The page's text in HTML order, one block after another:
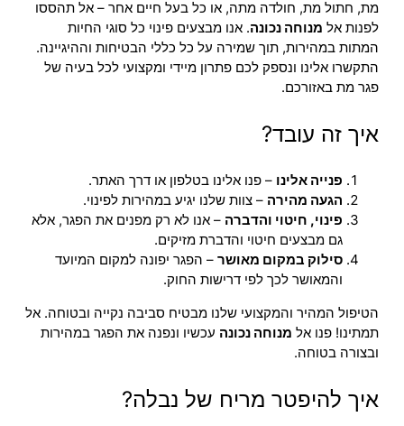
מת, חתול מת, חולדה מתה, או כל בעל חיים אחר – אל תהססו
לפנות אל מנוחה נכונה. אנו מבצעים פינוי כל סוגי החיות
המתות במהירות, תוך שמירה על כל כללי הבטיחות וההיגיינה.
התקשרו אלינו ונספק לכם פתרון מיידי ומקצועי לכל בעיה של
פגר מת באזורכם.
איך זה עובד?
פנייה אלינו – פנו אלינו בטלפון או דרך האתר.
הגעה מהירה – צוות שלנו יגיע במהירות לפינוי.
פינוי, חיטוי והדברה – אנו לא רק מפנים את הפגר, אלא
גם מבצעים חיטוי והדברת מזיקים.
סילוק במקום מאושר – הפגר יפונה למקום המיועד
והמאושר לכך לפי דרישות החוק.
הטיפול המהיר והמקצועי שלנו מבטיח סביבה נקייה ובטוחה. אל
תמתינו! פנו אל מנוחה נכונה עכשיו ונפנה את הפגר במהירות
ובצורה בטוחה.
איך להיפטר מריח של נבלה?